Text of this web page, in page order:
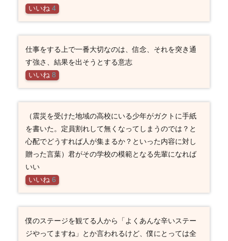
いいね 4
仕事をする上で一番大切なのは、信念、それを突き通
す強さ、結果を出そうとする意志
いいね 8
（震災を受けた地域の高校にいる少年がガクトに手紙
を書いた。定員割れして無くなってしまうのでは？と
心配でどうすれば人が集まるか？といった内容に対し
贈った言葉）君がその学校の模範となる先輩になれば
いい
いいね 6
僕のステージを観てる人から「よくあんな辛いステー
ジやってますね」とか言われるけど、僕にとっては全